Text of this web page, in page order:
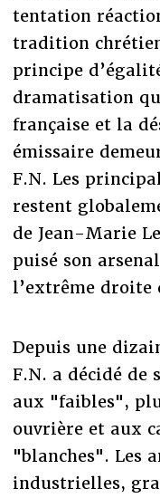
tentation
tradition
principe
dramatisation
française et la
émissaire
F.N. Les
restent
de Jean-Marie
puisé son
l’extrême droite
Depuis une
F.N. a décidé de
aux "faibles",
ouvrière et aux
"blanches". Les
industrielles,